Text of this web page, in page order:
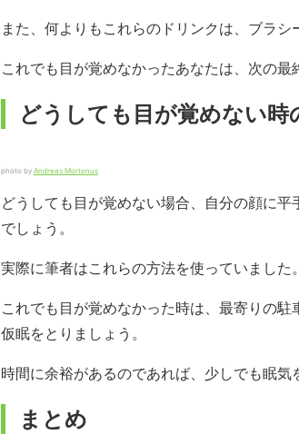
また、何よりもこれらのドリンクは、ブラシ
これでも目が覚めなかったあなたは、次の最
どうしても目が覚めない時
photo by Andreas Mortonus
どうしても目が覚めない場合、自分の顔に
でしょう。
実際に筆者はこれらの方法を使っていました。
これでも目が覚めなかった時は、最寄りの駐
仮眠をとりましょう。
時間に余裕があるのであれば、少しでも眠気
まとめ